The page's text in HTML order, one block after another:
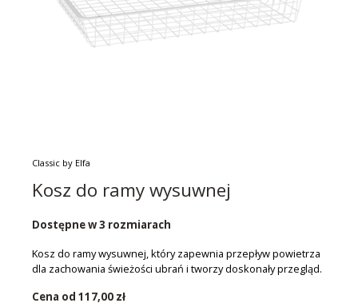
Classic by Elfa
Kosz do ramy wysuwnej
Dostępne w 3 rozmiarach
Kosz do ramy wysuwnej, który zapewnia przepływ powietrza
dla zachowania świeżości ubrań i tworzy doskonały przegląd.
Cena od 117,00 zł